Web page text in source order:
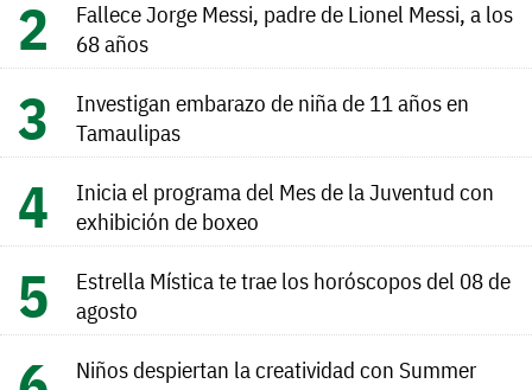
Fallece Jorge Messi, padre de Lionel Messi, a los
68 años
Investigan embarazo de niña de 11 años en
Tamaulipas
Inicia el programa del Mes de la Juventud con
exhibición de boxeo
Estrella Mística te trae los horóscopos del 08 de
agosto
Niños despiertan la creatividad con Summer